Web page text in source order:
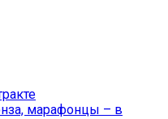
марафонцы – в